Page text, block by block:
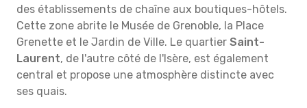
des établissements de chaîne aux boutiques-hôtels.
Cette zone abrite le Musée de Grenoble, la Place
Grenette et le Jardin de Ville. Le quartier Saint-
Laurent, de l'autre côté de l'Isère, est également
central et propose une atmosphère distincte avec
ses quais.